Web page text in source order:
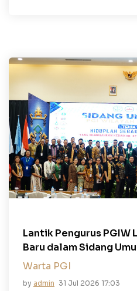
Lantik Pengurus PGIW
Baru dalam Sidang
Warta PGI
by admin 31 Jul 2026 17:03